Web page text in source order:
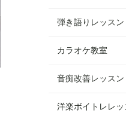
弾き語りレッスン
カラオケ教室
音痴改善レッスン
洋楽ボイトレレッ